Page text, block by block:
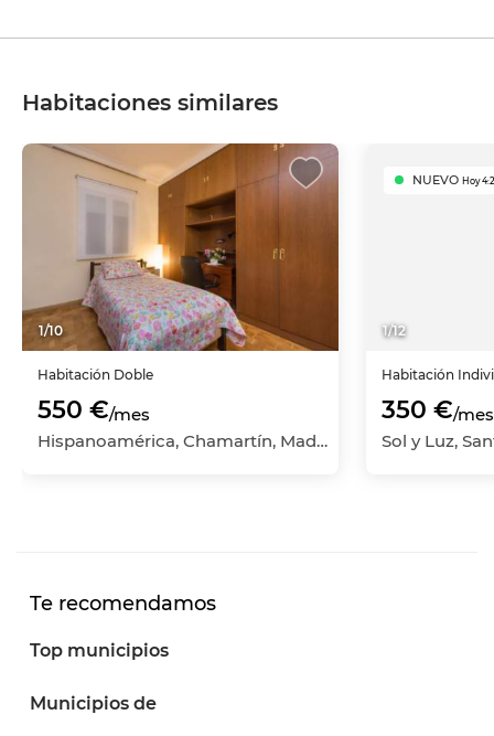
Habitaciones similares
1/10
Habitación Doble
550 €/mes
Hispanoamérica, Chamartín, Madrid Capital, Madrid
1/12
NUEVO Hoy
Habitación
350 €/mes
Te recomendamos
Top municipios
Municipios de